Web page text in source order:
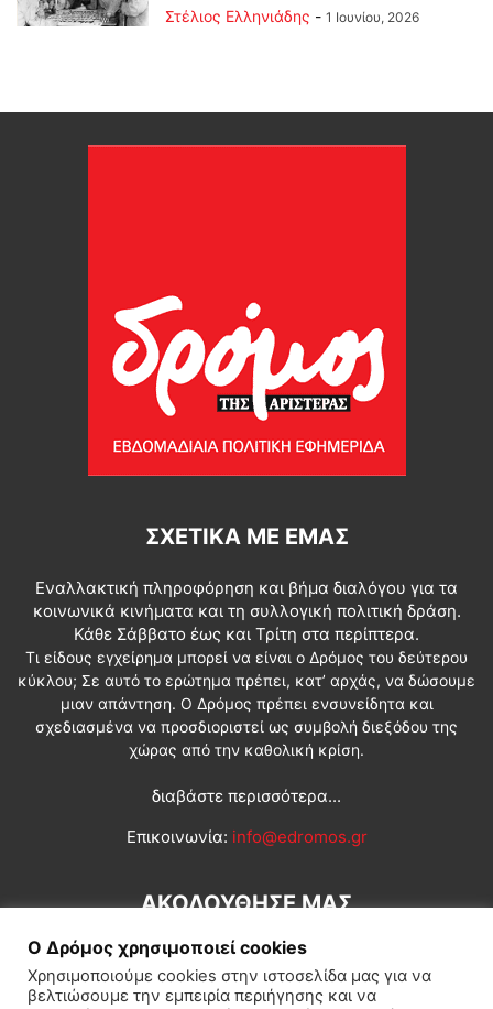
Στέλιος Ελληνιάδης - 1 Ιουνίου, 2026
ΣΧΕΤΙΚΆ ΜΕ ΕΜΆΣ
Εναλλακτική πληροφόρηση και βήμα διαλόγου για τα
κοινωνικά κινήματα και τη συλλογική πολιτική δράση.
Κάθε Σάββατο έως και Τρίτη στα περίπτερα.
Τι είδους εγχείρημα μπορεί να είναι ο Δρόμος του δεύτερου
κύκλου; Σε αυτό το ερώτημα πρέπει, κατ’ αρχάς, να δώσουμε
μιαν απάντηση. Ο Δρόμος πρέπει ενσυνείδητα και
σχεδιασμένα να προσδιοριστεί ως συμβολή διεξόδου της
χώρας από την καθολική κρίση.
διαβάστε περισσότερα...
Επικοινωνία: info@edromos.gr
ΑΚΟΛΟΥΘΗΣΕ ΜΑΣ
Ο Δρόμος χρησιμοποιεί cookies
Χρησιμοποιούμε cookies στην ιστοσελίδα μας για να
βελτιώσουμε την εμπειρία περιήγησης και να